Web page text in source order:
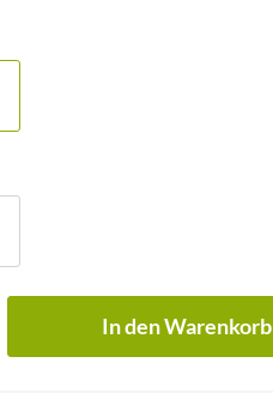
In den Warenkorb